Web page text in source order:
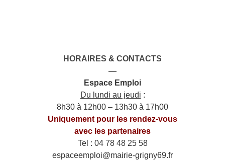
HORAIRES & CONTACTS
—
Espace Emploi
Du lundi au jeudi :
8h30 à 12h00 – 13h30 à 17h00
Uniquement pour les rendez-vous
avec les partenaires
Tel : 04 78 48 25 58
espaceemploi@mairie-grigny69.fr